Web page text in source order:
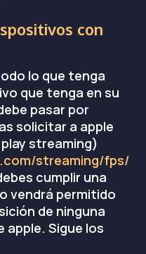
con
lo que tenga
que tenga en su
pasar por
solicitar a apple
streaming)
streaming/fps/
cumplir una
vendrá permitido
de ninguna
apple. Sigue los